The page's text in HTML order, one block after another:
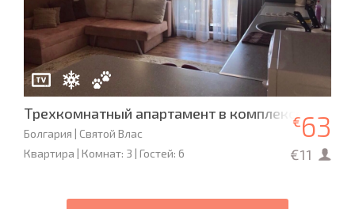
Трехкомнатный апартамент в комплексе
Болгария | Святой Влас
Квартира | Комнат: 3 | Гостей: 6
€63
€11